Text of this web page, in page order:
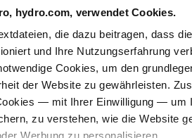
hydro.com, verwendet Cookies.
die dazu beitragen, dass
und Ihre Nutzungserfahrung
Cookies, um den
der Website zu gewährleisten.
— mit Ihrer Einwilligung — um
zu verstehen, wie die Website
Werbung zu personalisieren.